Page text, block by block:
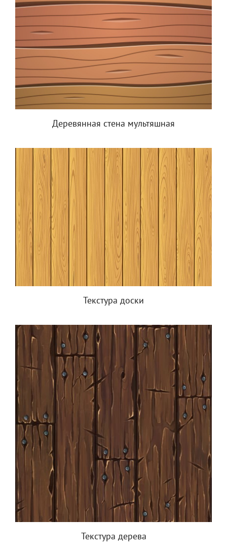
Деревянная стена мультяшная
Текстура доски
Текстура дерева